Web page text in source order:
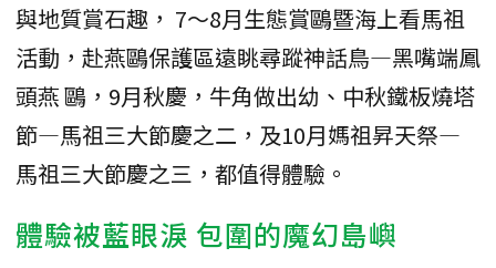
與地質賞石趣， 7～8月生態賞鷗暨海上看馬祖
活動，赴燕鷗保護區遠眺尋蹤神話鳥—黑嘴端鳳
頭燕 鷗，9月秋慶，牛角做出幼、中秋鐵板燒塔
節—馬祖三大節慶之二，及10月媽祖昇天祭—
馬祖三大節慶之三，都值得體驗。
體驗被藍眼淚 包圍的魔幻島嶼